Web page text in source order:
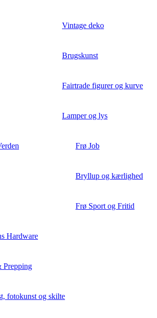
Vintage deko
Brugskunst
Fairtrade figurer og kurve
Lamper og lys
Frø Job
Bryllup og kærlighed
Frø Sport og Fritid
Hardware
Prepping
fotokunst og skilte